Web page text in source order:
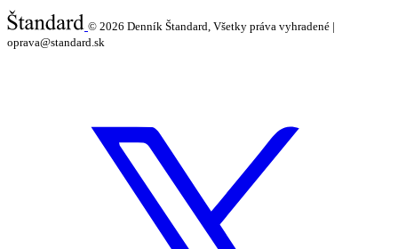
© 2026 Denník Štandard, Všetky práva vyhradené |
oprava@standard.sk